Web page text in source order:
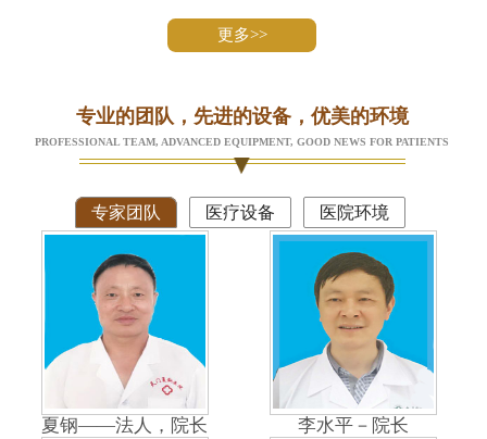
更多>>
专业的团队，先进的设备，优美的环境
PROFESSIONAL TEAM, ADVANCED EQUIPMENT, GOOD NEWS FOR PATIENTS
专家团队 医疗设备 医院环境
夏钢——法人，院长 李水平－院长